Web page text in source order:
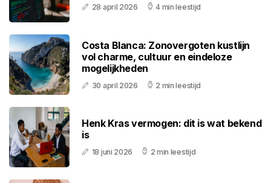
28 april 2026 4 min leestijd
Costa Blanca: Zonovergoten kustlijn
vol charme, cultuur en eindeloze
mogelijkheden
30 april 2026 2 min leestijd
Henk Kras vermogen: dit is wat bekend
is
18 juni 2026 2 min leestijd